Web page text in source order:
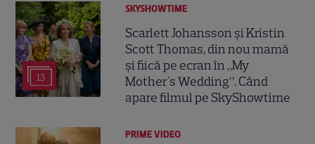
13
SKYSHOWTIME
Scarlett Johansson și Kristin
Scott Thomas, din nou mamă
și fiică pe ecran în „My
Mother's Wedding”. Când
apare filmul pe SkyShowtime
PRIME VIDEO